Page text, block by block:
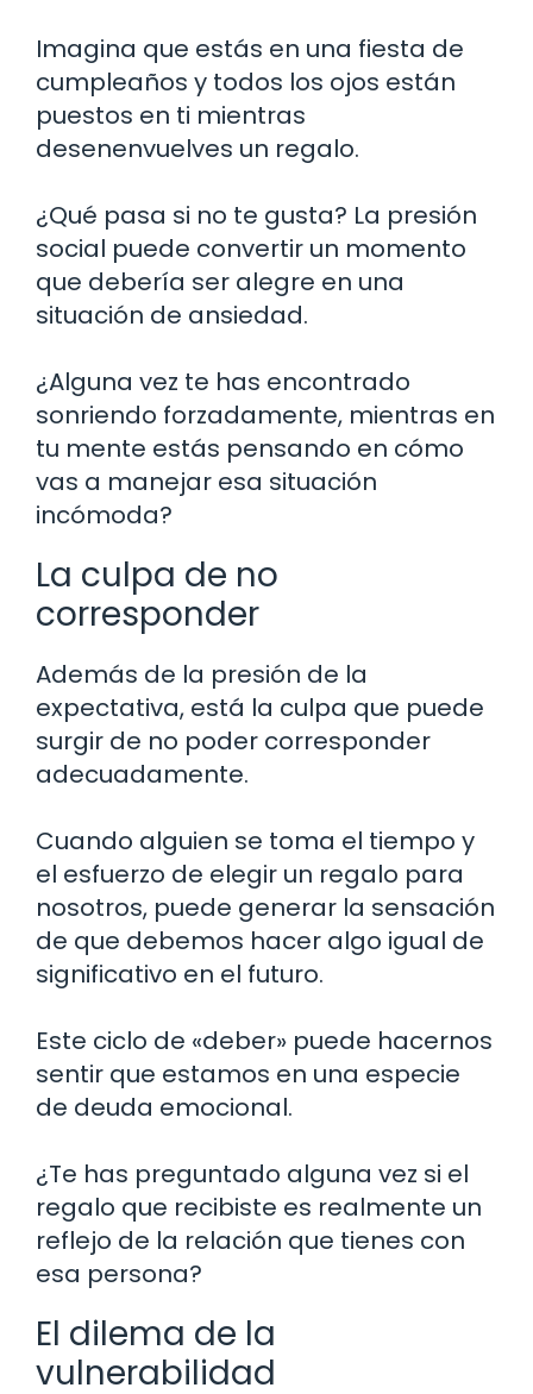
Imagina que estás en una fiesta de
cumpleaños y todos los ojos están
puestos en ti mientras
desenenvuelves un regalo.
¿Qué pasa si no te gusta? La presión
social puede convertir un momento
que debería ser alegre en una
situación de ansiedad.
¿Alguna vez te has encontrado
sonriendo forzadamente, mientras en
tu mente estás pensando en cómo
vas a manejar esa situación
incómoda?
La culpa de no
corresponder
Además de la presión de la
expectativa, está la culpa que puede
surgir de no poder corresponder
adecuadamente.
Cuando alguien se toma el tiempo y
el esfuerzo de elegir un regalo para
nosotros, puede generar la sensación
de que debemos hacer algo igual de
significativo en el futuro.
Este ciclo de «deber» puede hacernos
sentir que estamos en una especie
de deuda emocional.
¿Te has preguntado alguna vez si el
regalo que recibiste es realmente un
reflejo de la relación que tienes con
esa persona?
El dilema de la
vulnerabilidad